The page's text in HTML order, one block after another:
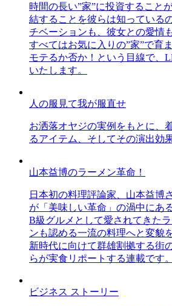
時間の長い”家”に投資すること
結することを彼らは知っている
チベーションも、彼女との愛情
すべてはお気に入りの”家”で育
モテるか否か！という目線で、
いたします。
人の服見て我が服直せ
お洒落オヤジの実例をもとに、
るアイテム、そしてその演出効
山本益博のラーメン革命！
日本初の料理評論家、山本益博
が「美味しい革命」の渦中にあ
B級グルメとして愛されてきた
ンも認める一流の料理へと変貌
新時代に向けて群雄割拠する街
らが実食リポートする連載です。
ビジネス ストーリー